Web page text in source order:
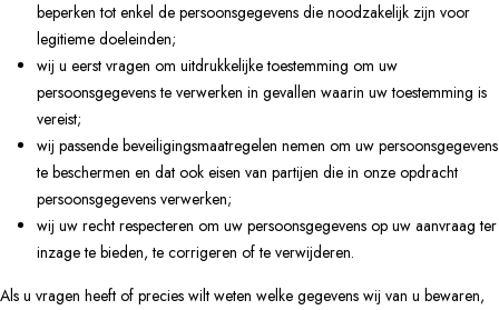
LOCATIE
KOPERSINFO
BROCHURE
beperken tot enkel de persoonsgegevens die noodzakelijk zijn voor
legitieme doeleinden;
wij u eerst vragen om uitdrukkelijke toestemming om uw
persoonsgegevens te verwerken in gevallen waarin uw toestemming is
vereist;
wij passende beveiligingsmaatregelen nemen om uw persoonsgegevens
te beschermen en dat ook eisen van partijen die in onze opdracht
persoonsgegevens verwerken;
wij uw recht respecteren om uw persoonsgegevens op uw aanvraag ter
inzage te bieden, te corrigeren of te verwijderen.
Als u vragen heeft of precies wilt weten welke gegevens wij van u bewaren,